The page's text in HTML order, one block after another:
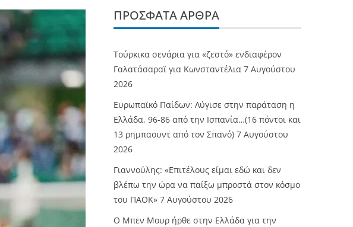
ΠΡΌΣΦΑΤΑ ΆΡΘΡΑ
Τούρκικα σενάρια για «ζεστό» ενδιαφέρον
Γαλατάσαραϊ για Κωνσταντέλια 7 Αυγούστου
2026
Ευρωπαϊκό Παίδων: Λύγισε στην παράταση η
Ελλάδα, 96-86 από την Ισπανία…(16 πόντοι και
13 ρημπαουντ από τον Σπανό) 7 Αυγούστου
2026
Γιαννούλης: «Επιτέλους είμαι εδώ και δεν
βλέπω την ώρα να παίξω μπροστά στον κόσμο
του ΠΑΟΚ» 7 Αυγούστου 2026
O Mπεν Μουρ ήρθε στην Ελλάδα για την